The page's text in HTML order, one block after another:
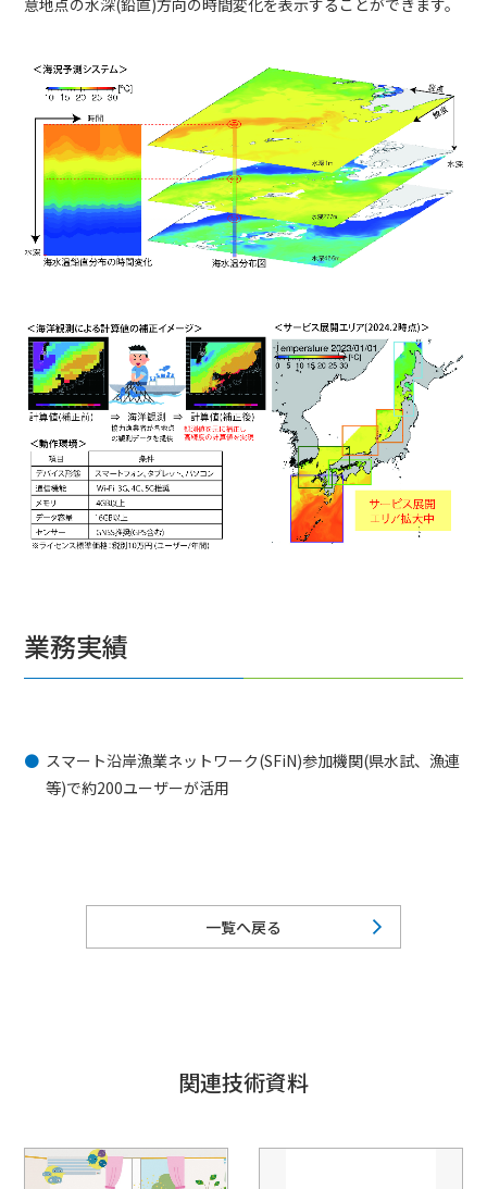
意地点の水深(鉛直)方向の時間変化を表示することができます。
業務実績
スマート沿岸漁業ネットワーク(SFiN)参加機関(県水試、漁連
等)で約200ユーザーが活用
一覧へ戻る
関連技術資料